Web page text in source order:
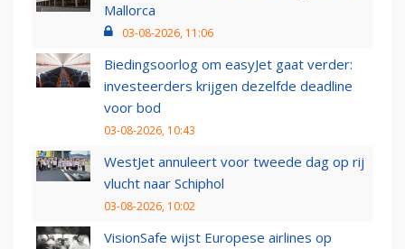
Mallorca
03-08-2026, 11:06
Biedingsoorlog om easyJet gaat verder:
investeerders krijgen dezelfde deadline
voor bod
03-08-2026, 10:43
WestJet annuleert voor tweede dag op rij
vlucht naar Schiphol
03-08-2026, 10:02
VisionSafe wijst Europese airlines op